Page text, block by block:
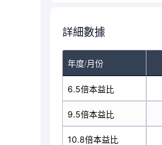
詳細數據
年度/月份
2025/11
6.5倍本益比
9.5倍本益比
10.8倍本益比
41.08
60.04
68.26